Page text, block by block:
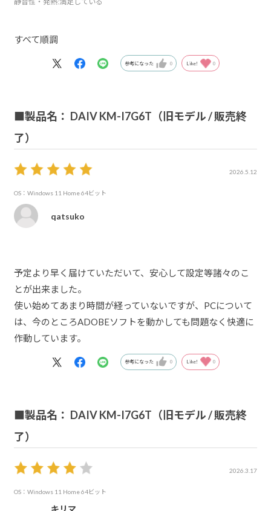
すべて順調
参考になった 0 Like! 0
■製品名： DAIV KM-I7G6T（旧モデル / 販売終
了）
2026.5.12
OS：Windows 11 Home 64ビット
qatsuko
予定より早く届けていただいて、安心して設定等諸々のこ
とが出来ました。
使い始めてあまり時間が経っていないですが、PCについて
は、今のところADOBEソフトを動かしても問題なく快適に
作動しています。
参考になった 0 Like! 0
■製品名： DAIV KM-I7G6T（旧モデル / 販売終
了）
2026.3.17
OS：Windows 11 Home 64ビット
キリマ